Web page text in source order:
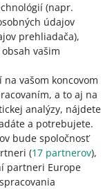
(napr.
údajov
prehliadača),
vašim
vašom koncovom
a to aj na
analýzy, nájdete
a potrebujete.
bude spoločnosť
(17 partnerov),
partneri Europe
tým šancu,
10 - Úžasné
5 6 7